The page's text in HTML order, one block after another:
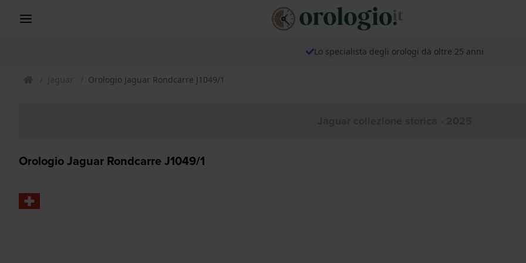
Lo specialista degli orologi da oltre 25 anni
Jaguar Orologio Jaguar Rondcarre J1049/1
Orologio Jaguar Rondcarre J1049/1